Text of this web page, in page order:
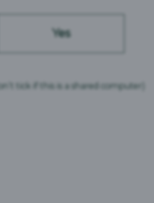
Yes
tick if this is a shared computer)